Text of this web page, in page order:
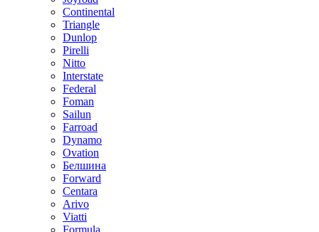
Continental
Triangle
Dunlop
Pirelli
Nitto
Interstate
Federal
Foman
Sailun
Farroad
Dynamo
Ovation
Белшина
Forward
Centara
Arivo
Viatti
Formula